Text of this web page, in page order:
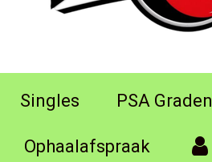
Singles PSA Graden
Ophaalafspraak